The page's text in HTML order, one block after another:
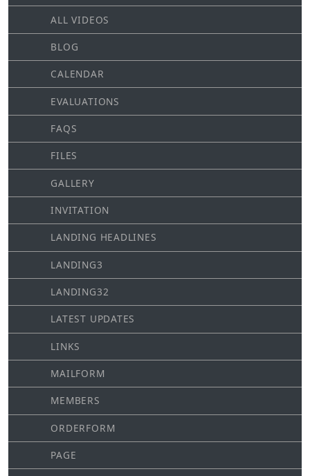
ALL VIDEOS
BLOG
CALENDAR
EVALUATIONS
FAQS
FILES
GALLERY
INVITATION
LANDING HEADLINES
LANDING3
LANDING32
LATEST UPDATES
LINKS
MAILFORM
MEMBERS
ORDERFORM
PAGE